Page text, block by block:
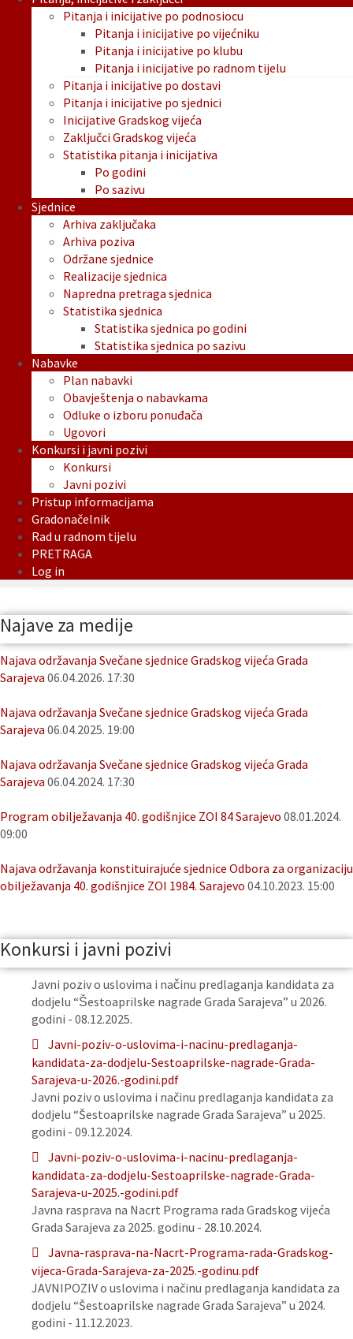
Pitanja i inicijative po podnosiocu
Pitanja i inicijative po vijećniku
Pitanja i inicijative po klubu
Pitanja i inicijative po radnom tijelu
Pitanja i inicijative po dostavi
Pitanja i inicijative po sjednici
Inicijative Gradskog vijeća
Zaključci Gradskog vijeća
Statistika pitanja i inicijativa
Po godini
Po sazivu
Sjednice
Arhiva zaključaka
Arhiva poziva
Održane sjednice
Realizacije sjednica
Napredna pretraga sjednica
Statistika sjednica
Statistika sjednica po godini
Statistika sjednica po sazivu
Nabavke
Plan nabavki
Obavještenja o nabavkama
Odluke o izboru ponuđača
Ugovori
Konkursi i javni pozivi
Konkursi
Javni pozivi
Pristup informacijama
Gradonačelnik
Rad u radnom tijelu
PRETRAGA
Log in
Najave za medije
Najava održavanja Svečane sjednice Gradskog vijeća Grada
Sarajeva 06.04.2026. 17:30
Najava održavanja Svečane sjednice Gradskog vijeća Grada
Sarajeva 06.04.2025. 19:00
Najava održavanja Svečane sjednice Gradskog vijeća Grada
Sarajeva 06.04.2024. 17:30
Program obilježavanja 40. godišnjice ZOI 84 Sarajevo 08.01.2024.
09:00
Najava održavanja konstituirajuće sjednice Odbora za organizaciju
obilježavanja 40. godišnjice ZOI 1984. Sarajevo 04.10.2023. 15:00
Konkursi i javni pozivi
Javni poziv o uslovima i načinu predlaganja kandidata za
dodjelu “Šestoaprilske nagrade Grada Sarajeva” u 2026.
godini - 08.12.2025.
Javni-poziv-o-uslovima-i-nacinu-predlaganja-
kandidata-za-dodjelu-Sestoaprilske-nagrade-Grada-
Sarajeva-u-2026.-godini.pdf
Javni poziv o uslovima i načinu predlaganja kandidata za
dodjelu “Šestoaprilske nagrade Grada Sarajeva” u 2025.
godini - 09.12.2024.
Javni-poziv-o-uslovima-i-nacinu-predlaganja-
kandidata-za-dodjelu-Sestoaprilske-nagrade-Grada-
Sarajeva-u-2025.-godini.pdf
Javna rasprava na Nacrt Programa rada Gradskog vijeća
Grada Sarajeva za 2025. godinu - 28.10.2024.
Javna-rasprava-na-Nacrt-Programa-rada-Gradskog-
vijeca-Grada-Sarajeva-za-2025.-godinu.pdf
JAVNIPOZIV o uslovima i načinu predlaganja kandidata za
dodjelu “Šestoaprilske nagrade Grada Sarajeva” u 2024.
godini - 11.12.2023.